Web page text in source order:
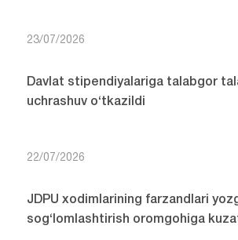
23/07/2026
Davlat stipendiyalariga talabgor
uchrashuv o‘tkazildi
22/07/2026
JDPU xodimlarining farzandlari
sog‘lomlashtirish oromgohiga